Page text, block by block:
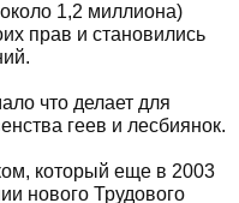
1,2 миллиона)
прав и становились
что делает для
геев и лесбиянок.
который еще в 2003
нового Трудового